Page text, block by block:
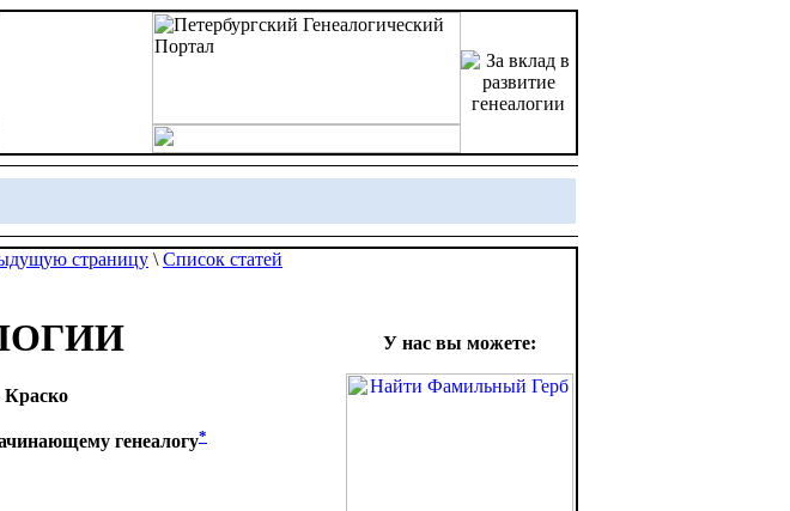
страницу \ Список статей
У нас вы можете:
генеалогу*